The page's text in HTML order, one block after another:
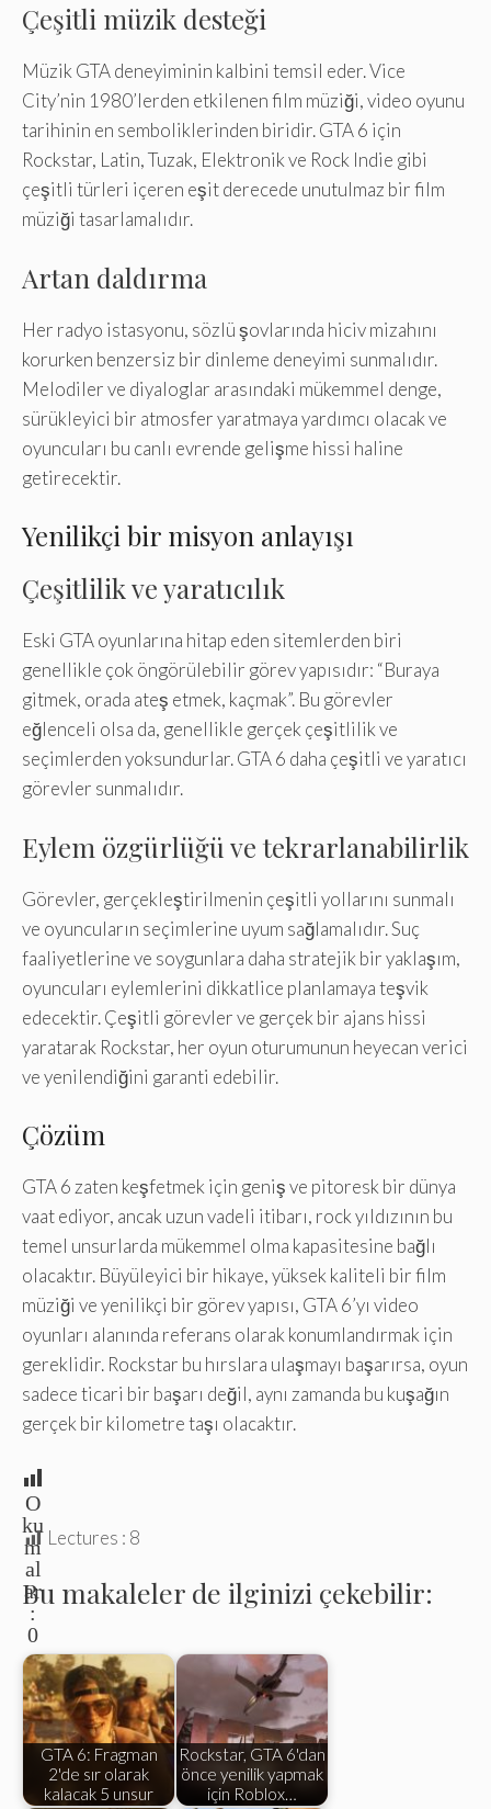
Çeşitli müzik desteği
Müzik GTA deneyiminin kalbini temsil eder. Vice
City’nin 1980’lerden etkilenen film müziği, video oyunu
tarihinin en semboliklerinden biridir. GTA 6 için
Rockstar, Latin, Tuzak, Elektronik ve Rock Indie gibi
çeşitli türleri içeren eşit derecede unutulmaz bir film
müziği tasarlamalıdır.
Artan daldırma
Her radyo istasyonu, sözlü şovlarında hiciv mizahını
korurken benzersiz bir dinleme deneyimi sunmalıdır.
Melodiler ve diyaloglar arasındaki mükemmel denge,
sürükleyici bir atmosfer yaratmaya yardımcı olacak ve
oyuncuları bu canlı evrende gelişme hissi haline
getirecektir.
Yenilikçi bir misyon anlayışı
Çeşitlilik ve yaratıcılık
Eski GTA oyunlarına hitap eden sitemlerden biri
genellikle çok öngörülebilir görev yapısıdır: “Buraya
gitmek, orada ateş etmek, kaçmak”. Bu görevler
eğlenceli olsa da, genellikle gerçek çeşitlilik ve
seçimlerden yoksundurlar. GTA 6 daha çeşitli ve yaratıcı
görevler sunmalıdır.
Eylem özgürlüğü ve tekrarlanabilirlik
Görevler, gerçekleştirilmenin çeşitli yollarını sunmalı
ve oyuncuların seçimlerine uyum sağlamalıdır. Suç
faaliyetlerine ve soygunlara daha stratejik bir yaklaşım,
oyuncuları eylemlerini dikkatlice planlamaya teşvik
edecektir. Çeşitli görevler ve gerçek bir ajans hissi
yaratarak Rockstar, her oyun oturumunun heyecan verici
ve yenilendiğini garanti edebilir.
Çözüm
GTA 6 zaten keşfetmek için geniş ve pitoresk bir dünya
vaat ediyor, ancak uzun vadeli itibarı, rock yıldızının bu
temel unsurlarda mükemmel olma kapasitesine bağlı
olacaktır. Büyüleyici bir hikaye, yüksek kaliteli bir film
müziği ve yenilikçi bir görev yapısı, GTA 6’yı video
oyunları alanında referans olarak konumlandırmak için
gereklidir. Rockstar bu hırslara ulaşmayı başarırsa, oyun
sadece ticari bir başarı değil, aynı zamanda bu kuşağın
gerçek bir kilometre taşı olacaktır.
O
ku
m
al
ar
:
0
Lectures : 8
Bu makaleler de ilginizi çekebilir:
GTA 6: Fragman
2'de sır olarak
kalacak 5 unsur
Rockstar, GTA 6'dan
önce yenilik yapmak
için Roblox…